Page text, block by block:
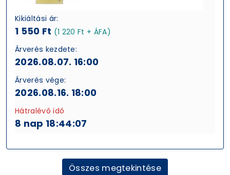
Kikiáltási ár:
1 550 Ft (1 220 Ft + ÁFA)
Árverés kezdete:
2026.08.07. 16:00
Árverés vége:
2026.08.16. 18:00
Hátralévő idő
8 nap 18:44:06
Összes megtekintése